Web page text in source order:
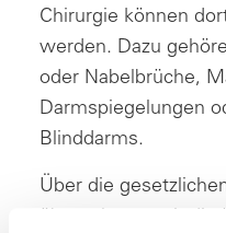
Chirurgie können
werden. Dazu
oder Nabelbrüche,
Darmspiegelungen
Blinddarms.
Über die
übernehmen wir die